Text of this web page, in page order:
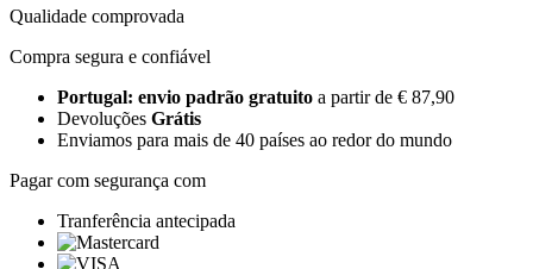
Qualidade comprovada
Compra segura e confiável
Portugal: envio padrão gratuito a partir de € 87,90
Devoluções Grátis
Enviamos para mais de 40 países ao redor do mundo
Pagar com segurança com
Tranferência antecipada